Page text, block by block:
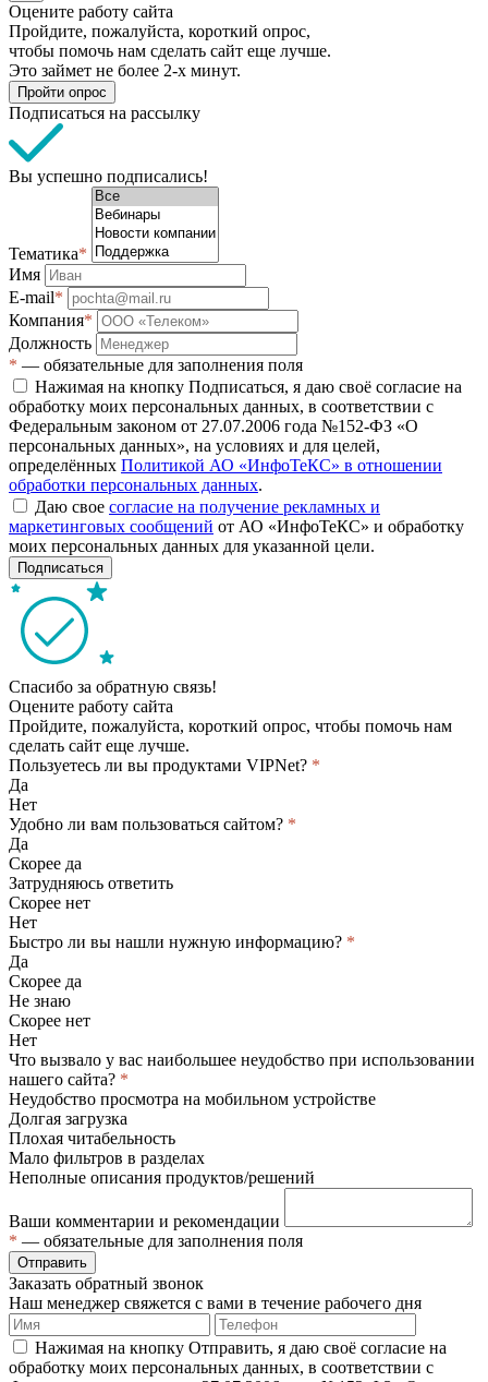
Оцените работу сайта
Пройдите, пожалуйста, короткий опрос,
чтобы помочь нам сделать сайт еще лучше.
Это займет не более 2-х минут.
Пройти опрос
Подписаться на рассылку
Вы успешно подписались!
Тематика*
Имя
E-mail*
Компания*
Должность
* — обязательные для заполнения поля
Нажимая на кнопку Подписаться, я даю своё согласие на
обработку моих персональных данных, в соответствии с
Федеральным законом от 27.07.2006 года №152-ФЗ «О
персональных данных», на условиях и для целей,
определённых Политикой АО «ИнфоТеКС» в отношении
обработки персональных данных.
Даю свое согласие на получение рекламных и
маркетинговых сообщений от АО «ИнфоТеКС» и обработку
моих персональных данных для указанной цели.
Подписаться
Спасибо за обратную связь!
Оцените работу сайта
Пройдите, пожалуйста, короткий опрос, чтобы помочь нам
сделать сайт еще лучше.
Пользуетесь ли вы продуктами VIPNet? *
Да
Нет
Удобно ли вам пользоваться сайтом? *
Да
Скорее да
Затрудняюсь ответить
Скорее нет
Нет
Быстро ли вы нашли нужную информацию? *
Да
Скорее да
Не знаю
Скорее нет
Нет
Что вызвало у вас наибольшее неудобство при использовании
нашего сайта? *
Неудобство просмотра на мобильном устройстве
Долгая загрузка
Плохая читабельность
Мало фильтров в разделах
Неполные описания продуктов/решений
Ваши комментарии и рекомендации
* — обязательные для заполнения поля
Отправить
Заказать обратный звонок
Наш менеджер свяжется с вами в течение рабочего дня
Нажимая на кнопку Отправить, я даю своё согласие на
обработку моих персональных данных, в соответствии с